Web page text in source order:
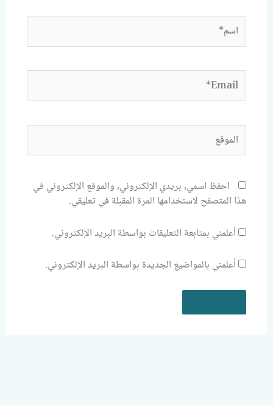
اسم*
Email*
الموقع
احفظ اسمي، بريدي الإلكتروني، والموقع الإلكتروني في
هذا المتصفح لاستخدامها المرة المقبلة في تعليقي.
أعلمني بمتابعة التعليقات بواسطة البريد الإلكتروني.
أعلمني بالمواضيع الجديدة بواسطة البريد الإلكتروني.